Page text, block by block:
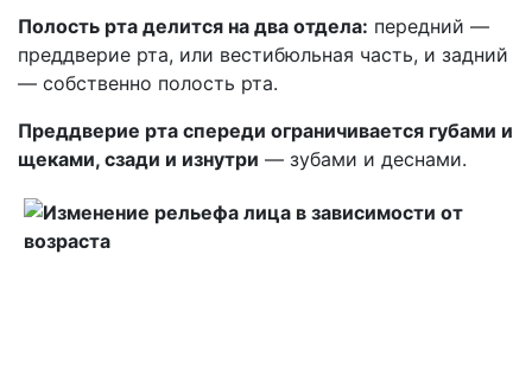
Полость рта делится на два отдела: передний —
преддверие рта, или вестибюльная часть, и задний
— собственно полость рта.
Преддверие рта спереди ограничивается губами и
щеками, сзади и изнутри — зубами и деснами.